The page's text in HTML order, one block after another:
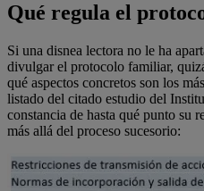
Qué regula el
Si una disnea lectora no le ha
divulgar el protocolo familiar,
qué aspectos concretos son los
listado del citado estudio del
constancia de hasta qué punto su
más allá del proceso sucesorio: